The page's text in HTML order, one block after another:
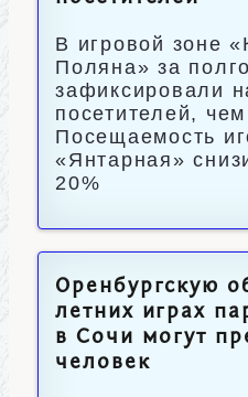
В игровой зоне
Поляна» за
зафиксировали
посетителей,
Посещаемость
«Янтарная»
20%
Оренбургскую
летних играх
в Сочи могут
человек